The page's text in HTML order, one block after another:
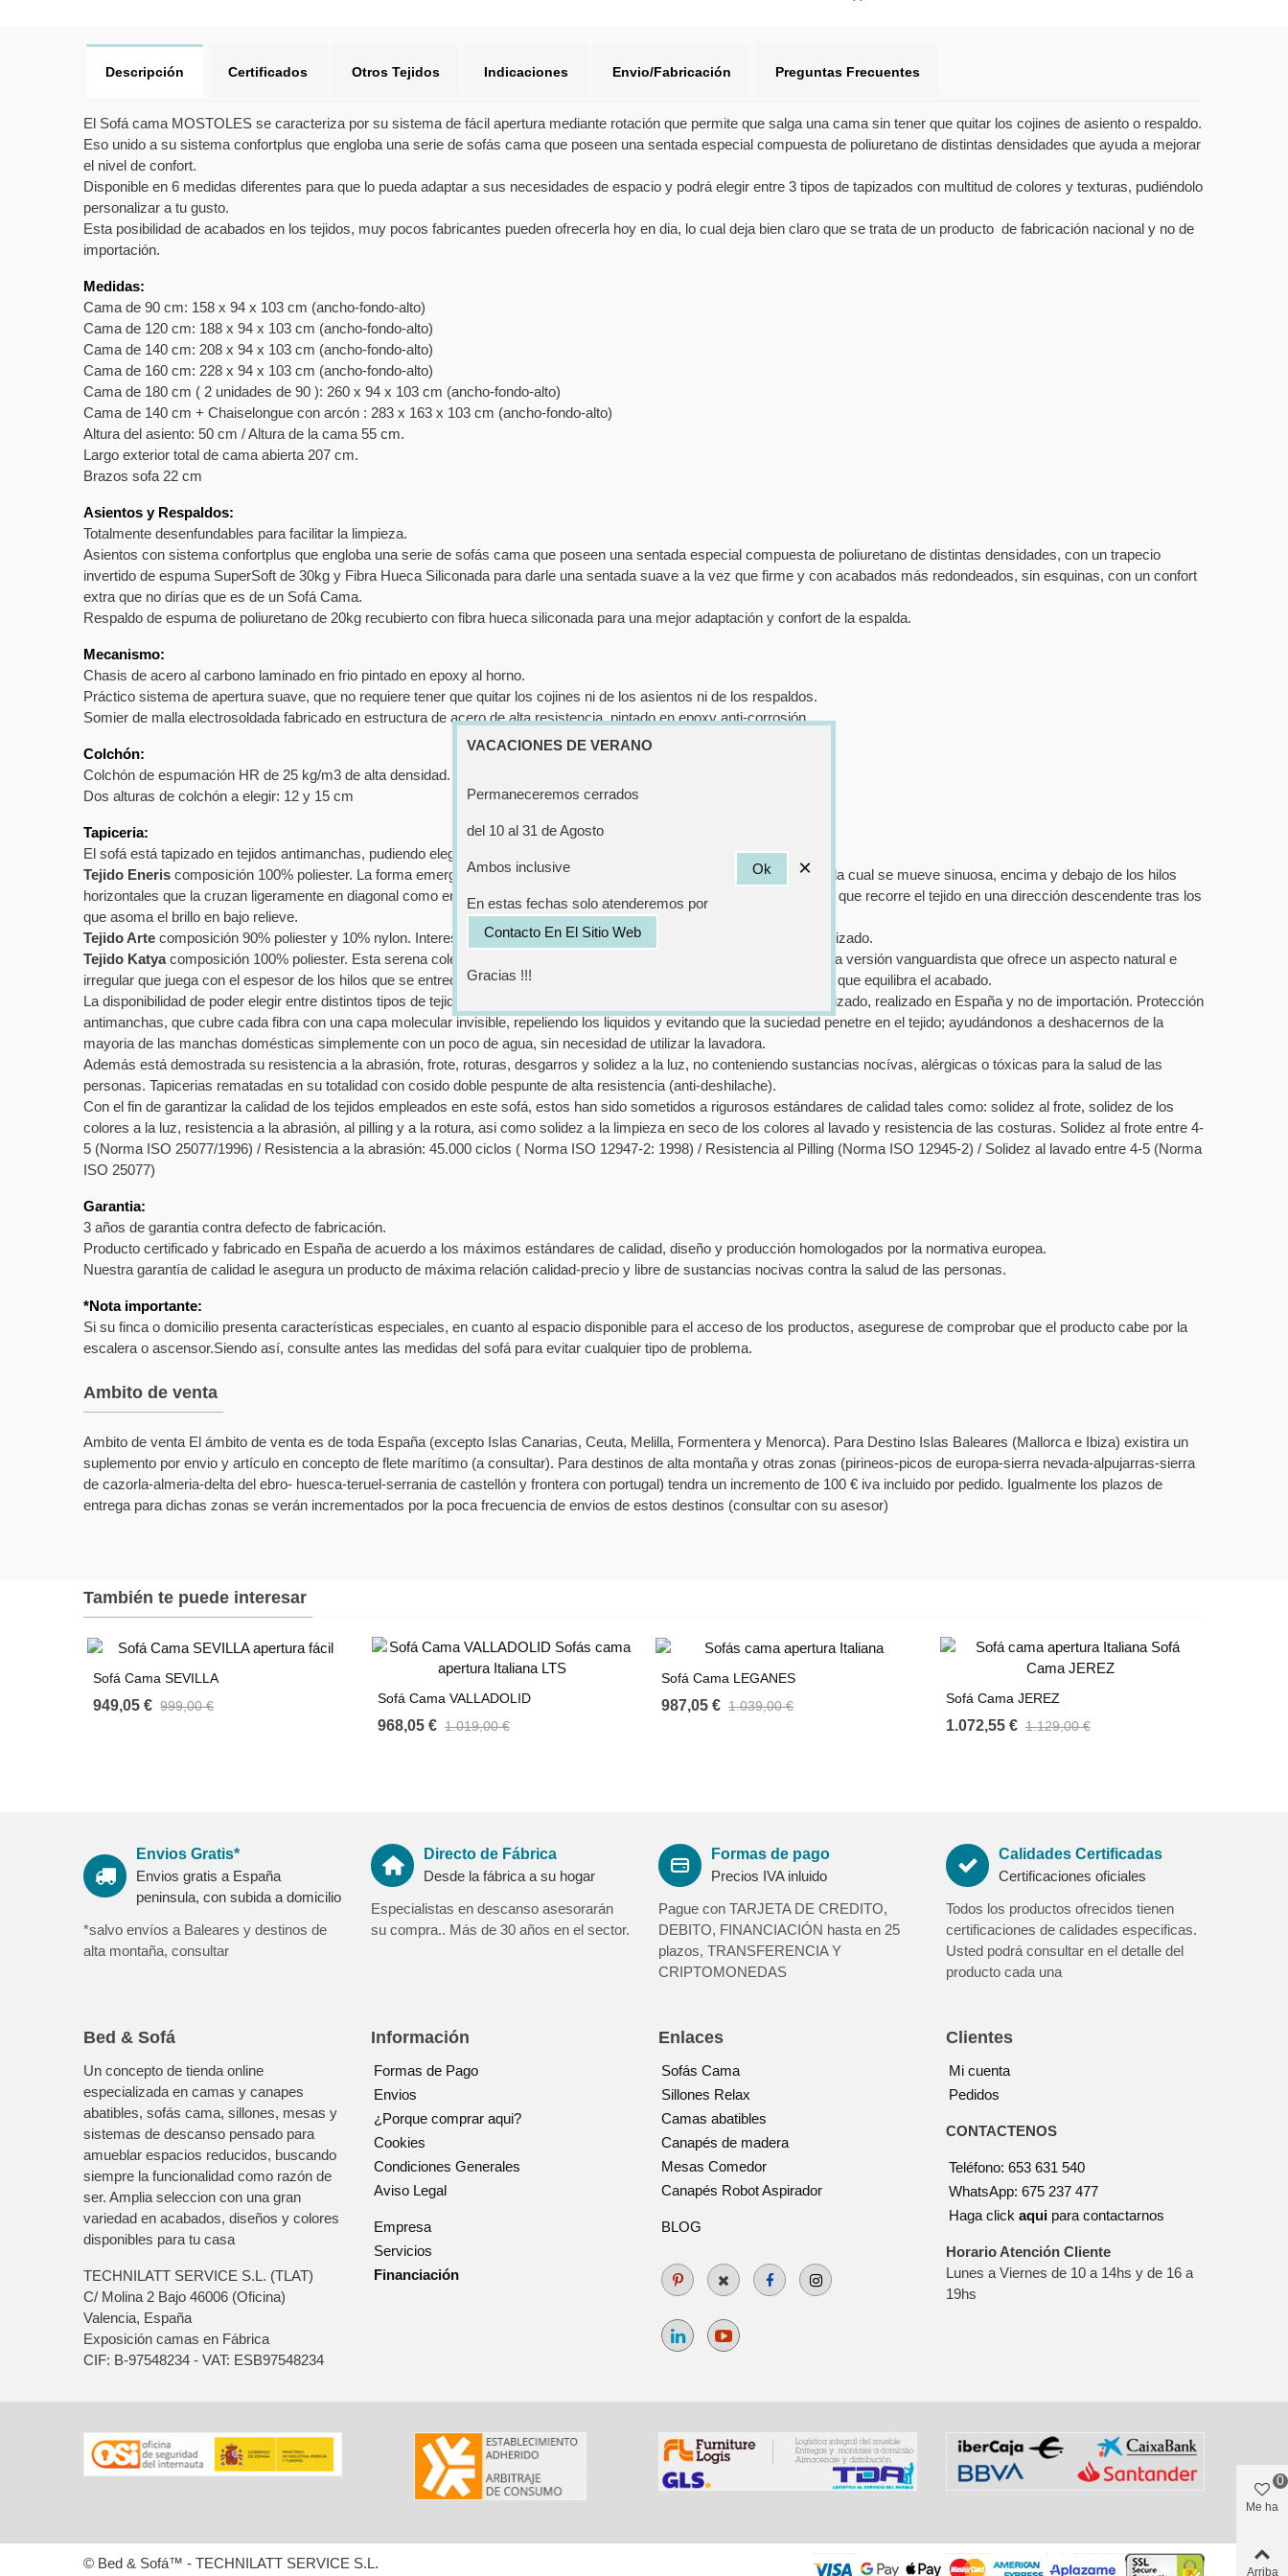
Descripción Certificados Otros Tejidos Indicaciones Envio/Fabricación Preguntas Frecuentes
El Sofá cama MOSTOLES se caracteriza por su sistema de fácil apertura mediante rotación que permite que salga una cama sin tener que quitar los cojines de asiento o respaldo.
Eso unido a su sistema confortplus que engloba una serie de sofás cama que poseen una sentada especial compuesta de poliuretano de distintas densidades que ayuda a mejorar
el nivel de confort.
Disponible en 6 medidas diferentes para que lo pueda adaptar a sus necesidades de espacio y podrá elegir entre 3 tipos de tapizados con multitud de colores y texturas, pudiéndolo
personalizar a tu gusto.
Esta posibilidad de acabados en los tejidos, muy pocos fabricantes pueden ofrecerla hoy en dia, lo cual deja bien claro que se trata de un producto de fabricación nacional y no de
importación.
Medidas:
Cama de 90 cm: 158 x 94 x 103 cm (ancho-fondo-alto)
Cama de 120 cm: 188 x 94 x 103 cm (ancho-fondo-alto)
Cama de 140 cm: 208 x 94 x 103 cm (ancho-fondo-alto)
Cama de 160 cm: 228 x 94 x 103 cm (ancho-fondo-alto)
Cama de 180 cm ( 2 unidades de 90 ): 260 x 94 x 103 cm (ancho-fondo-alto)
Cama de 140 cm + Chaiselongue con arcón : 283 x 163 x 103 cm (ancho-fondo-alto)
Altura del asiento: 50 cm / Altura de la cama 55 cm.
Largo exterior total de cama abierta 207 cm.
Brazos sofa 22 cm
Asientos y Respaldos:
Totalmente desenfundables para facilitar la limpieza.
Asientos con sistema confortplus que engloba una serie de sofás cama que poseen una sentada especial compuesta de poliuretano de distintas densidades, con un trapecio
invertido de espuma SuperSoft de 30kg y Fibra Hueca Siliconada para darle una sentada suave a la vez que firme y con acabados más redondeados, sin esquinas, con un confort
extra que no dirías que es de un Sofá Cama.
Respaldo de espuma de poliuretano de 20kg recubierto con fibra hueca siliconada para una mejor adaptación y confort de la espalda.
Mecanismo:
Chasis de acero al carbono laminado en frio pintado en epoxy al horno.
Práctico sistema de apertura suave, que no requiere tener que quitar los cojines ni de los asientos ni de los respaldos.
Somier de malla electrosoldada fabricado en estructura de acero de alta resistencia, pintado en epoxy anti-corrosión.
Colchón:
Colchón de espumación HR de 25 kg/m3 de alta densidad.
Dos alturas de colchón a elegir: 12 y 15 cm
Tapiceria:
El sofá está tapizado en tejidos antimanchas, pudiendo elegir hasta 3 tipos de tejidos diferentes.
Tejido Eneris composición 100% poliester. La forma emergente de esta tela resulta una decoración de relieve alargada, la cual se mueve sinuosa, encima y debajo de los hilos
horizontales que la cruzan ligeramente en diagonal como en una saga, obteniendo una estilizada y voluminosa superficie que recorre el tejido en una dirección descendente tras los
que asoma el brillo en bajo relieve.
Tejido Arte composición 90% poliester y 10% nylon. Interesante tela funcional que se adapta a todo tipo de mobiliario tapizado.
Tejido Katyacomposición 100% poliester. Esta serena colección está inspirada en el tejido del lino, pero presentando una versión vanguardista que ofrece un aspecto natural e
irregular que juega con el espesor de los hilos que se entrecruzan: una trama más gruesa y una urdimbre más estilizada que equilibra el acabado.
La disponibilidad de poder elegir entre distintos tipos de tejidos y colores de tapizado, nos garantiza un producto personalizado, realizado en España y no de importación. Protección
antimanchas, que cubre cada fibra con una capa molecular invisible, repeliendo los liquidos y evitando que la suciedad penetre en el tejido; ayudándonos a deshacernos de la
mayoria de las manchas domésticas simplemente con un poco de agua, sin necesidad de utilizar la lavadora.
Además está demostrada su resistencia a la abrasión, frote, roturas, desgarros y solidez a la luz, no conteniendo sustancias nocívas, alérgicas o tóxicas para la salud de las
personas. Tapicerias rematadas en su totalidad con cosido doble pespunte de alta resistencia (anti-deshilache).
Con el fin de garantizar la calidad de los tejidos empleados en este sofá, estos han sido sometidos a rigurosos estándares de calidad tales como: solidez al frote, solidez de los
colores a la luz, resistencia a la abrasión, al pilling y a la rotura, asi como solidez a la limpieza en seco de los colores al lavado y resistencia de las costuras. Solidez al frote entre 4-
5 (Norma ISO 25077/1996) / Resistencia a la abrasión: 45.000 ciclos ( Norma ISO 12947-2: 1998) / Resistencia al Pilling (Norma ISO 12945-2) / Solidez al lavado entre 4-5 (Norma
ISO 25077)
Garantia:
3 años de garantia contra defecto de fabricación.
Producto certificado y fabricado en España de acuerdo a los máximos estándares de calidad, diseño y producción homologados por la normativa europea.
Nuestra garantía de calidad le asegura un producto de máxima relación calidad-precio y libre de sustancias nocivas contra la salud de las personas.
*Nota importante:
Si su finca o domicilio presenta características especiales, en cuanto al espacio disponible para el acceso de los productos, asegurese de comprobar que el producto cabe por la
escalera o ascensor.Siendo así, consulte antes las medidas del sofá para evitar cualquier tipo de problema.
Ambito de venta
Ambito de venta El ámbito de venta es de toda España (excepto Islas Canarias, Ceuta, Melilla, Formentera y Menorca). Para Destino Islas Baleares (Mallorca e Ibiza) existira un
suplemento por envio y artículo en concepto de flete marítimo (a consultar). Para destinos de alta montaña y otras zonas (pirineos-picos de europa-sierra nevada-alpujarras-sierra
de cazorla-almeria-delta del ebro- huesca-teruel-serrania de castellón y frontera con portugal) tendra un incremento de 100 € iva incluido por pedido. Igualmente los plazos de
entrega para dichas zonas se verán incrementados por la poca frecuencia de envios de estos destinos (consultar con su asesor)
También te puede interesar
Sofá Cama SEVILLA
949,05 € 999,00 €
Sofá Cama VALLADOLID
968,05 € 1.019,00 €
Sofá Cama LEGANES
987,05 € 1.039,00 €
Sofá Cama JEREZ
1.072,55 € 1.129,00 €
Envios Gratis*
Envios gratis a España
peninsula, con subida a domicilio
*salvo envíos a Baleares y destinos de
alta montaña, consultar
Directo de Fábrica
Desde la fábrica a su hogar
Especialistas en descanso asesorarán
su compra.. Más de 30 años en el sector.
Formas de pago
Precios IVA inluido
Pague con TARJETA DE CREDITO,
DEBITO, FINANCIACIÓN hasta en 25
plazos, TRANSFERENCIA Y
CRIPTOMONEDAS
Calidades Certificadas
Certificaciones oficiales
Todos los productos ofrecidos tienen
certificaciones de calidades especificas.
Usted podrá consultar en el detalle del
producto cada una
Bed & Sofá
Un concepto de tienda online
especializada en camas y canapes
abatibles, sofás cama, sillones, mesas y
sistemas de descanso pensado para
amueblar espacios reducidos, buscando
siempre la funcionalidad como razón de
ser. Amplia seleccion con una gran
variedad en acabados, diseños y colores
disponibles para tu casa
TECHNILATT SERVICE S.L. (TLAT)
C/ Molina 2 Bajo 46006 (Oficina)
Valencia, España
Exposición camas en Fábrica
CIF: B-97548234 - VAT: ESB97548234
Información
Formas de Pago
Envios
¿Porque comprar aqui?
Cookies
Condiciones Generales
Aviso Legal
Empresa
Servicios
Financiación
Enlaces
Sofás Cama
Sillones Relax
Camas abatibles
Canapés de madera
Mesas Comedor
Canapés Robot Aspirador
BLOG
Clientes
Mi cuenta
Pedidos
CONTACTENOS
Teléfono: 653 631 540
WhatsApp: 675 237 477
Haga click aqui para contactarnos
Horario Atención Cliente
Lunes a Viernes de 10 a 14hs y de 16 a
19hs
© Bed & Sofá™ - TECHNILATT SERVICE S.L.
Me ha
0
Arriba
VACACIONES DE VERANO
Permaneceremos cerrados
del 10 al 31 de Agosto
Ambos inclusive
En estas fechas solo atenderemos por
Contacto En El Sitio Web
Gracias !!!
Ok ×